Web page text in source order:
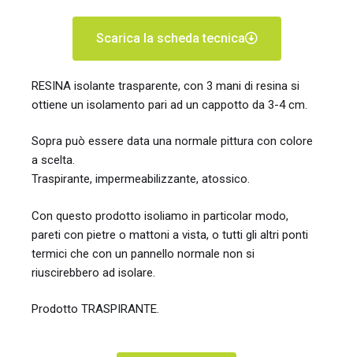
Scarica la scheda tecnica
RESINA isolante trasparente, con 3 mani di resina si
ottiene un isolamento pari ad un cappotto da 3-4 cm.
Sopra può essere data una normale pittura con colore
a scelta.
Traspirante, impermeabilizzante, atossico.
Con questo prodotto isoliamo in particolar modo,
pareti con pietre o mattoni a vista, o tutti gli altri ponti
termici che con un pannello normale non si
riuscirebbero ad isolare.
Prodotto TRASPIRANTE.